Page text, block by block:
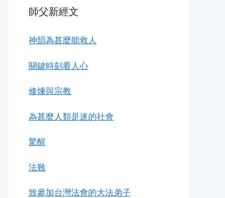
師父新經文
神韻為甚麼能救人
關鍵時刻看人心
修煉與宗教
為甚麼人類是迷的社會
驚醒
法難
致參加台灣法會的大法弟子